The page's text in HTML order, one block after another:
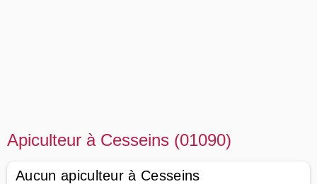
Apiculteur à Cesseins (01090)
Aucun apiculteur à Cesseins